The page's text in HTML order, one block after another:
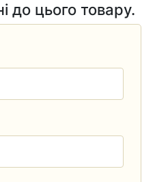
до цього товару.